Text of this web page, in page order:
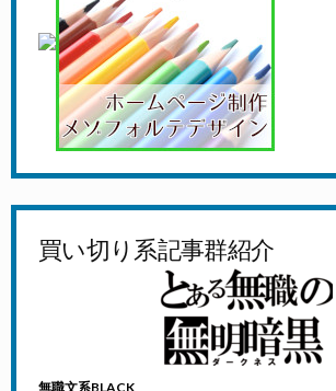
買い切り系記事群紹介
無職文系BLACK